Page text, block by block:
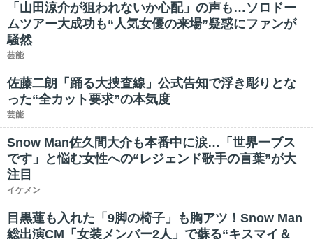
「山田涼介が狙われないか心配」の声も…ソロドー
ムツアー大成功も“人気女優の来場”疑惑にファンが
騒然
芸能
佐藤二朗「踊る大捜査線」公式告知で浮き彫りとな
った“全カット要求”の本気度
芸能
Snow Man佐久間大介も本番中に涙…「世界一ブス
です」と悩む女性への“レジェンド歌手の言葉”が大
注目
イケメン
目黒蓮も入れた「9脚の椅子」も胸アツ！Snow Man
総出演CM「女装メンバー2人」で蘇る“キスマイ＆